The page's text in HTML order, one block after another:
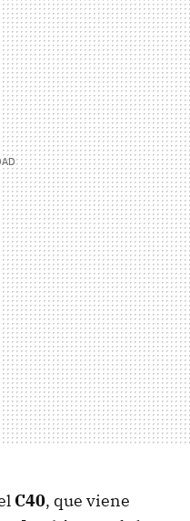
C40, que viene